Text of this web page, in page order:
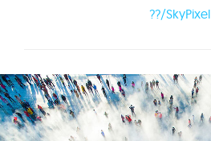
??/SkyPixel